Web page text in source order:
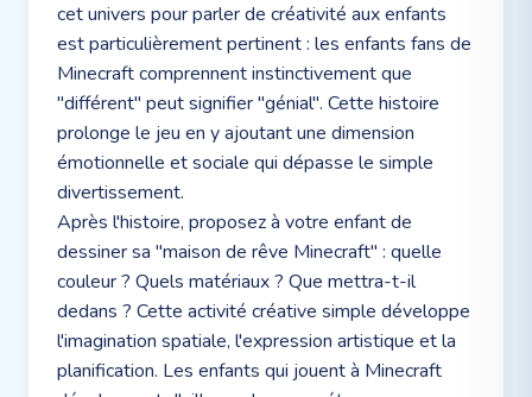
cet univers pour parler de créativité aux enfants
est particulièrement pertinent : les enfants fans de
Minecraft comprennent instinctivement que
"différent" peut signifier "génial". Cette histoire
prolonge le jeu en y ajoutant une dimension
émotionnelle et sociale qui dépasse le simple
divertissement.
Après l'histoire, proposez à votre enfant de
dessiner sa "maison de rêve Minecraft" : quelle
couleur ? Quels matériaux ? Que mettra-t-il
dedans ? Cette activité créative simple développe
l'imagination spatiale, l'expression artistique et la
planification. Les enfants qui jouent à Minecraft